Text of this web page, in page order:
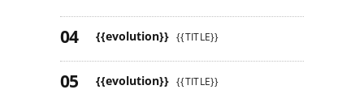
{{evolution}} {{TITLE}}
{{evolution}} {{TITLE}}